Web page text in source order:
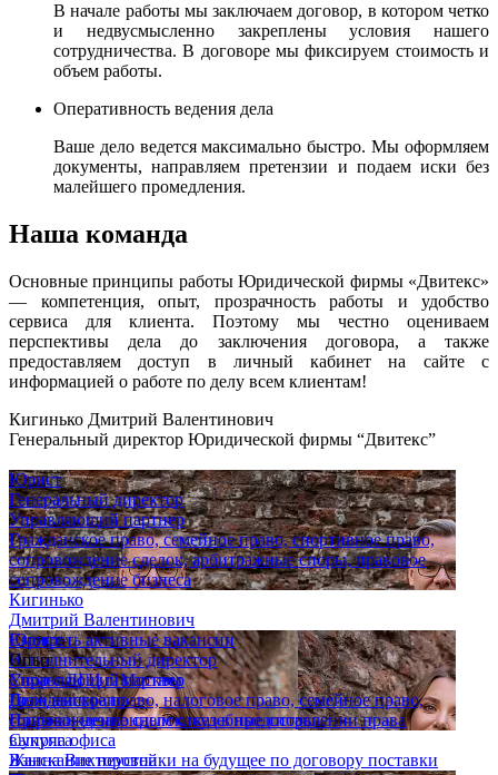
В начале работы мы заключаем договор, в котором четко
и недвусмысленно закреплены условия нашего
сотрудничества. В договоре мы фиксируем стоимость и
объем работы.
Оперативность ведения дела
Ваше дело ведется максимально быстро. Мы оформляем
документы, направляем претензии и подаем иски без
малейшего промедления.
Наша команда
Основные принципы работы Юридической фирмы «Двитекс»
— компетенция, опыт, прозрачность работы и удобство
сервиса для клиента. Поэтому мы честно оцениваем
перспективы дела до заключения договора, а также
предоставляем доступ в личный кабинет на сайте с
информацией о работе по делу всем клиентам!
Кигинько Дмитрий Валентинович
Генеральный директор Юридической фирмы “Двитекс”
Юрист
Генеральный директор
Управляющий партнер
Гражданское право, семейное право, спортивное право,
сопровождение сделок, арбитражные споры, правовое
сопровождение бизнеса
Кигинько
Дмитрий Валентинович
Юрист
Исполнительный директор
Управляющий партнер
Гражданское право, налоговое право, семейное право,
сопровождение сделок, судебные споры
Супряга
Жанна Викторовна
Смотреть активные вакансии
Опыт
Спор с ДГИ г. Москвы
Дело выиграно
Признан незаконным отказ в предоставлении права
выкупа офиса
Взыскание неустойки на будущее по договору поставки